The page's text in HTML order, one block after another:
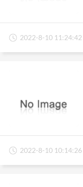
2022-8-10 11:24:42
2022-8-10 10:14:26